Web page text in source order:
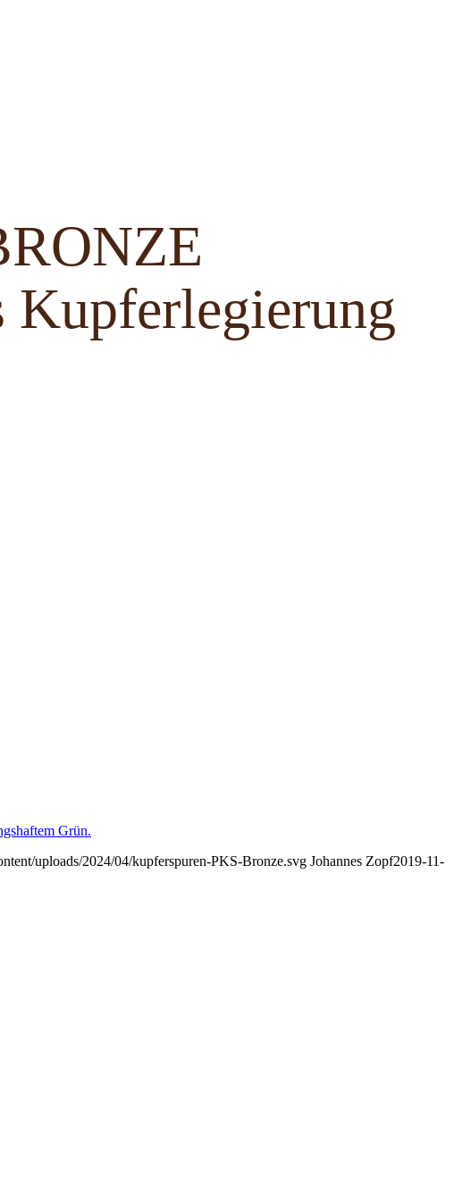
Kupferlegierung
uploads/2024/04/kupferspuren-PKS-Bronze.svg Johannes Zopf2019-11-